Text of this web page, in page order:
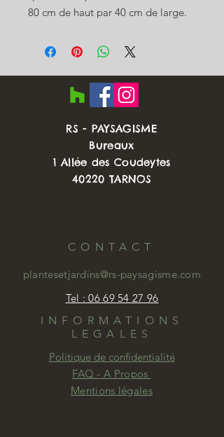
80 cm de haut par 40 cm de large.
jardins Landais pour son feuillage
interréssant même en hiver, et
surtout pour sa floraison jaune qui
tout début de l'été.
Il résiste à tout ou presque, mais
préfère être génereusement
amendé au printemps pour garder
gauras, elle fera sensation au jardin.
RS - PAYSAGISME
Bureaux
1 Allée des Coudeytes
40220 TARNOS
CONTACT
plantesetjardins@rs-paysagisme.com
Tel : 06 69 54 27 96
INFORMATIONS
LEGALES
Politique de confidentialité
FAQ - A Propos
Mentions légales